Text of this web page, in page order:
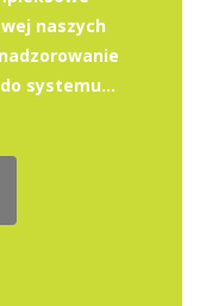
naszych
systemu...